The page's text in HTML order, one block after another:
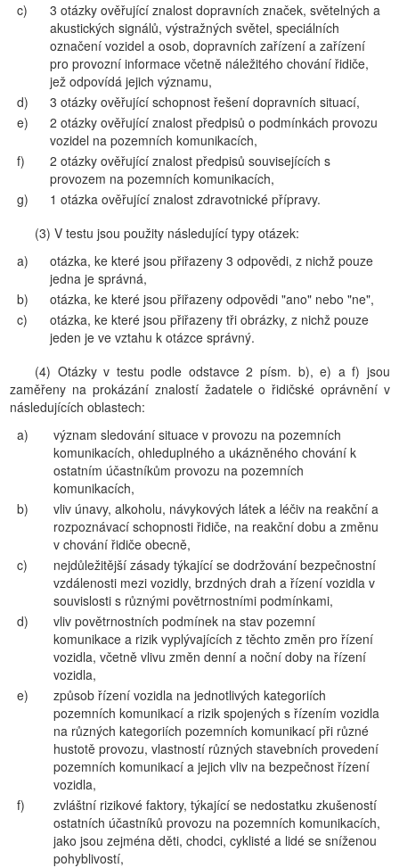
c)
3 otázky ověřující znalost dopravních značek, světelných a
akustických signálů, výstražných světel, speciálních
označení vozidel a osob, dopravních zařízení a zařízení
pro provozní informace včetně náležitého chování řidiče,
jež odpovídá jejich významu,
d)
3 otázky ověřující schopnost řešení dopravních situací,
e)
2 otázky ověřující znalost předpisů o podmínkách provozu
vozidel na pozemních komunikacích,
f)
2 otázky ověřující znalost předpisů souvisejících s
provozem na pozemních komunikacích,
g)
1 otázka ověřující znalost zdravotnické přípravy.
(3) V testu jsou použity následující typy otázek:
a)
otázka, ke které jsou přiřazeny 3 odpovědi, z nichž pouze
jedna je správná,
b)
otázka, ke které jsou přiřazeny odpovědi "ano" nebo "ne",
c)
otázka, ke které jsou přiřazeny tři obrázky, z nichž pouze
jeden je ve vztahu k otázce správný.
(4) Otázky v testu podle odstavce 2 písm. b), e) a f) jsou
zaměřeny na prokázání znalostí žadatele o řidičské oprávnění v
následujících oblastech:
a)
význam sledování situace v provozu na pozemních
komunikacích, ohleduplného a ukázněného chování k
ostatním účastníkům provozu na pozemních
komunikacích,
b)
vliv únavy, alkoholu, návykových látek a léčiv na reakční a
rozpoznávací schopnosti řidiče, na reakční dobu a změnu
v chování řidiče obecně,
c)
nejdůležitější zásady týkající se dodržování bezpečnostní
vzdálenosti mezi vozidly, brzdných drah a řízení vozidla v
souvislosti s různými povětrnostními podmínkami,
d)
vliv povětrnostních podmínek na stav pozemní
komunikace a rizik vyplývajících z těchto změn pro řízení
vozidla, včetně vlivu změn denní a noční doby na řízení
vozidla,
e)
způsob řízení vozidla na jednotlivých kategoriích
pozemních komunikací a rizik spojených s řízením vozidla
na různých kategoriích pozemních komunikací při různé
hustotě provozu, vlastností různých stavebních provedení
pozemních komunikací a jejich vliv na bezpečnost řízení
vozidla,
f)
zvláštní rizikové faktory, týkající se nedostatku zkušeností
ostatních účastníků provozu na pozemních komunikacích,
jako jsou zejména děti, chodci, cyklisté a lidé se sníženou
pohyblivostí,